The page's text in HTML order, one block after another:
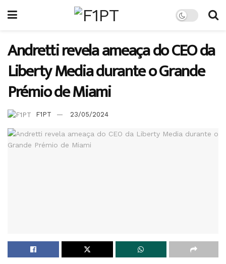
Andretti revela ameaça do CEO da
Liberty Media durante o Grande
Prémio de Miami
F1PT 23/05/2024